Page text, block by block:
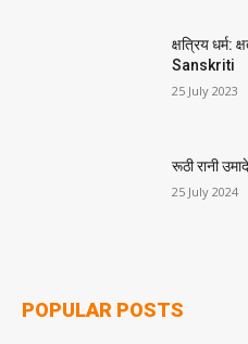
क्षत्रिय धर्म:
Sanskriti
25 July 2023
रूठी रानी
25 July 2024
POPULAR POSTS